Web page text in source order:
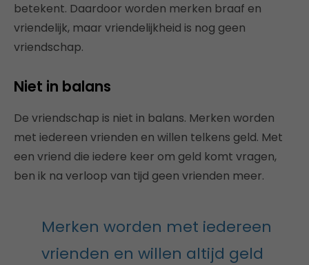
betekent. Daardoor worden merken braaf en
vriendelijk, maar vriendelijkheid is nog geen
vriendschap.
Niet in balans
De vriendschap is niet in balans. Merken worden
met iedereen vrienden en willen telkens geld. Met
een vriend die iedere keer om geld komt vragen,
ben ik na verloop van tijd geen vrienden meer.
Merken worden met iedereen
vrienden en willen altijd geld